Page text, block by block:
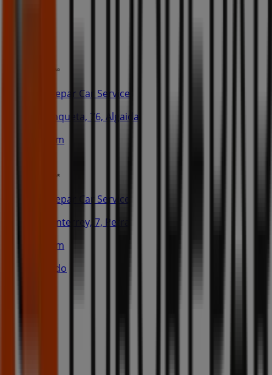
Eurorepar Car Service
C/ Tanqueta, 76, Algaida
19.4 km
Eurorepar Car Service
C/ Monterrey, 7, Petra
21.1 km
Cerrado